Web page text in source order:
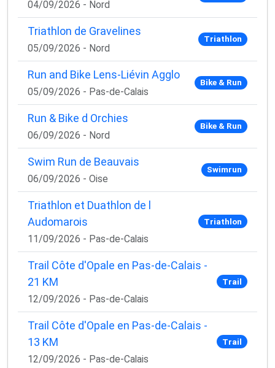
04/09/2026 - Nord
Triathlon de Gravelines
05/09/2026 - Nord
Triathlon
Run and Bike Lens-Liévin Agglo
05/09/2026 - Pas-de-Calais
Bike & Run
Run & Bike d Orchies
06/09/2026 - Nord
Bike & Run
Swim Run de Beauvais
06/09/2026 - Oise
Swimrun
Triathlon et Duathlon de l
Audomarois
11/09/2026 - Pas-de-Calais
Triathlon
Trail Côte d'Opale en Pas-de-Calais -
21 KM
12/09/2026 - Pas-de-Calais
Trail
Trail Côte d'Opale en Pas-de-Calais -
13 KM
12/09/2026 - Pas-de-Calais
Trail